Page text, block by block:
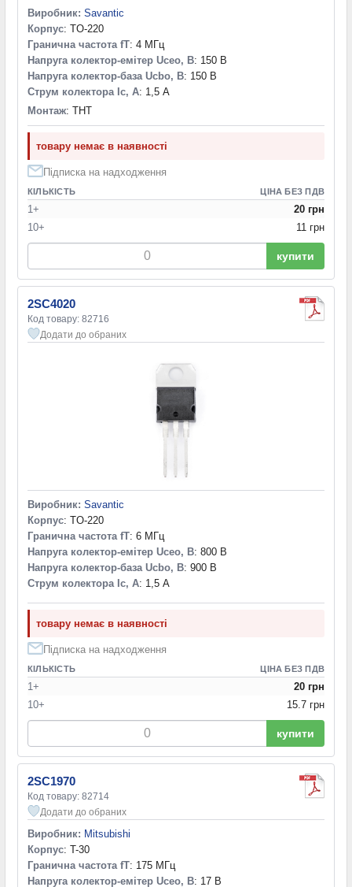
Виробник: Savantic
Корпус: TO-220
Гранична частота fT: 4 МГц
Напруга колектор-емітер Uceo, В: 150 В
Напруга колектор-база Ucbo, В: 150 В
Струм колектора Ic, А: 1,5 А
Монтаж: THT
товару немає в наявності
Підписка на надходження
КІЛЬКІСТЬ ЦІНА БЕЗ ПДВ
1+
20 грн
10+
11 грн
купити
2SC4020
Код товару: 82716
Додати до обраних
Виробник: Savantic
Корпус: TO-220
Гранична частота fT: 6 МГц
Напруга колектор-емітер Uceo, В: 800 В
Напруга колектор-база Ucbo, В: 900 В
Струм колектора Ic, А: 1,5 А
товару немає в наявності
Підписка на надходження
КІЛЬКІСТЬ ЦІНА БЕЗ ПДВ
1+
20 грн
10+
15.7 грн
купити
2SC1970
Код товару: 82714
Додати до обраних
Виробник: Mitsubishi
Корпус: T-30
Гранична частота fT: 175 МГц
Напруга колектор-емітер Uceo, В: 17 В